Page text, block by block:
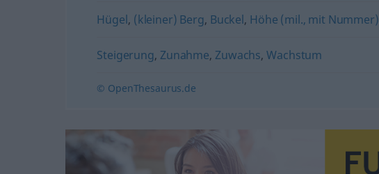
Hügel, (kleiner) Berg, Buckel, Höhe (mil., mit Nummer)
Steigerung, Zunahme, Zuwachs,Wachstum
© OpenThesaurus.de